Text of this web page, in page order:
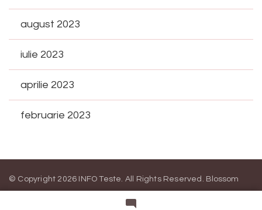
august 2023
iulie 2023
aprilie 2023
februarie 2023
© Copyright 2026 INFO Teste. All Rights Reserved. Blossom